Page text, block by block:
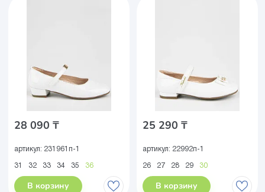
28 090 ₸
артикул: 231961п-1
31 32 33 34 35 36
В корзину
25 290 ₸
артикул: 22992п-1
26 27 28 29 30
В корзину